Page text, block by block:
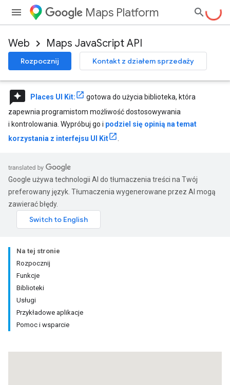
Maps Platform
Web Maps JavaScript API
Rozpocznij Kontakt z działem sprzedaży
reviews Places UI Kit:
gotowa do użycia biblioteka, która
zapewnia programistom możliwość dostosowywania
i kontrolowania. Wypróbuj go i podziel się opinią na temat
korzystania z interfejsu UI Kit
.
Google używa technologii AI do tłumaczenia treści na Twój
preferowany język. Tłumaczenia wygenerowane przez AI mogą
zawierać błędy.
Na tej stronie
Rozpocznij
Funkcje
Biblioteki
Usługi
Przykładowe aplikacje
Pomoc i wsparcie